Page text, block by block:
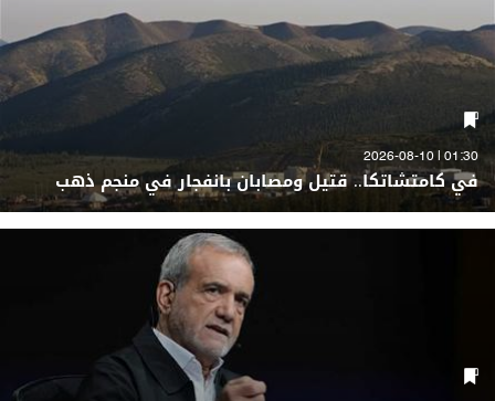
01:30 | 2026-08-10
في كامتشاتكا.. قتيل ومصابان بانفجار في منجم ذهب